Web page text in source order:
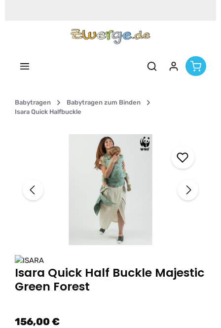
Babytragen
Babytragen zum Binden
Isara Quick Halfbuckle
Bildergalerie überspringen
Isara Quick Half Buckle Majestic
Green Forest
156,00 €